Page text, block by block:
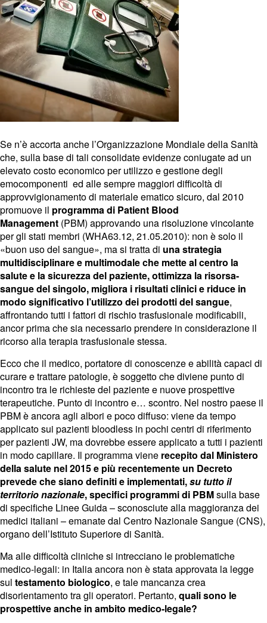
Se n’è accorta anche l’Organizzazione Mondiale della Sanità
che, sulla base di tali consolidate evidenze coniugate ad un
elevato costo economico per utilizzo e gestione degli
emocomponenti ed alle sempre maggiori difficoltà di
approvvigionamento di materiale ematico sicuro, dal 2010
promuove il programma di Patient Blood
Management (PBM) approvando una risoluzione vincolante
per gli stati membri (WHA63.12, 21.05.2010): non è solo il
«buon uso del sangue», ma si tratta di una strategia
multidisciplinare e multimodale che mette al centro la
salute e la sicurezza del paziente, ottimizza la risorsa-
sangue del singolo, migliora i risultati clinici e riduce in
modo significativo l’utilizzo dei prodotti del sangue,
affrontando tutti i fattori di rischio trasfusionale modificabili,
ancor prima che sia necessario prendere in considerazione il
ricorso alla terapia trasfusionale stessa.
Ecco che il medico, portatore di conoscenze e abilità capaci di
curare e trattare patologie, è soggetto che diviene punto di
incontro tra le richieste del paziente e nuove prospettive
terapeutiche. Punto di incontro e… scontro. Nel nostro paese il
PBM è ancora agli albori e poco diffuso: viene da tempo
applicato sui pazienti bloodless in pochi centri di riferimento
per pazienti JW, ma dovrebbe essere applicato a tutti i pazienti
in modo capillare. Il programma viene recepito dal Ministero
della salute nel 2015 e più recentemente un Decreto
prevede che siano definiti e implementati,su tutto il
territorio nazionale, specifici programmi di PBMsulla base
di specifiche Linee Guida – sconosciute alla maggioranza dei
medici italiani – emanate dal Centro Nazionale Sangue (CNS),
organo dell’Istituto Superiore di Sanità.
Ma alle difficoltà cliniche si intrecciano le problematiche
medico-legali: in Italia ancora non è stata approvata la legge
sul testamento biologico, e tale mancanza crea
disorientamento tra gli operatori. Pertanto, quali sono le
prospettive anche in ambito medico-legale?